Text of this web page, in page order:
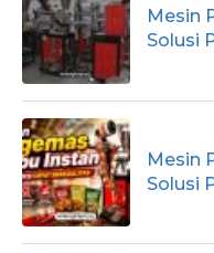
Mesin
Solusi
Mesin
Solusi